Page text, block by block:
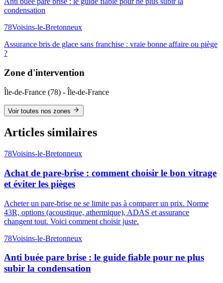
condensation
78Voisins-le-Bretonneux
Assurance bris de glace sans franchise : vraie bonne affaire ou piège
?
Zone d'intervention
Île-de-France (78) - Île-de-France
Voir toutes nos zones
Articles similaires
78Voisins-le-Bretonneux
Achat de pare-brise : comment choisir le bon vitrage
et éviter les pièges
Acheter un pare-brise ne se limite pas à comparer un prix. Norme
43R, options (acoustique, athermique), ADAS et assurance
changent tout. Voici comment choisir juste.
78Voisins-le-Bretonneux
Anti buée pare brise : le guide fiable pour ne plus
subir la condensation